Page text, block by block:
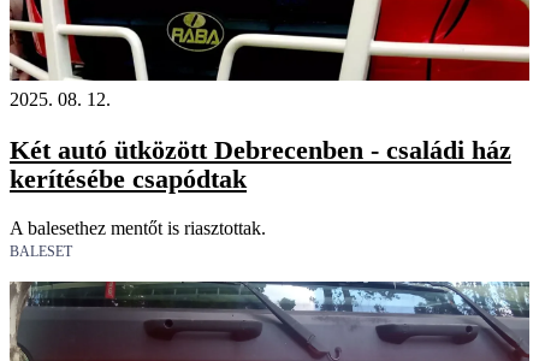
2025. 08. 12.
Két autó ütközött Debrecenben - családi ház
kerítésébe csapódtak
A balesethez mentőt is riasztottak.
BALESET